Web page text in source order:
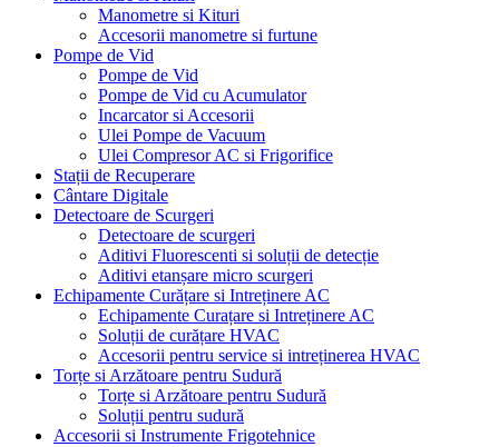
Manometre si Kituri
Accesorii manometre si furtune
Pompe de Vid
Pompe de Vid
Pompe de Vid cu Acumulator
Incarcator si Accesorii
Ulei Pompe de Vacuum
Ulei Compresor AC si Frigorifice
Stații de Recuperare
Cântare Digitale
Detectoare de Scurgeri
Detectoare de scurgeri
Aditivi Fluorescenti si soluții de detecție
Aditivi etanșare micro scurgeri
Echipamente Curățare si Intreținere AC
Echipamente Curațare si Intreținere AC
Soluții de curățare HVAC
Accesorii pentru service si intreținerea HVAC
Torțe si Arzătoare pentru Sudură
Torțe si Arzătoare pentru Sudură
Soluții pentru sudură
Accesorii si Instrumente Frigotehnice